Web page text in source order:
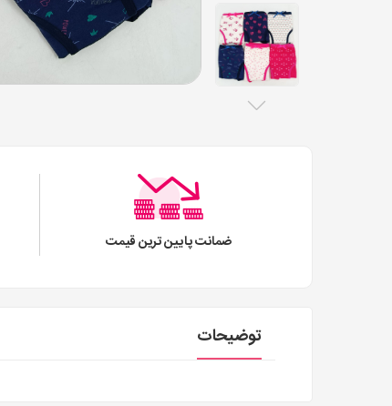
ضمانت پایین ترین قیمت
توضیحات